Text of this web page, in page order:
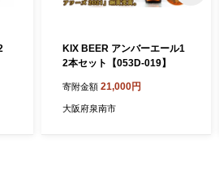
KIX BEER アンバーエール1
2本セット【053D-019】
寄附金額 21,000円
大阪府泉南市